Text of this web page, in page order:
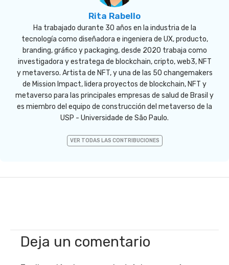
Rita Rabello
Ha trabajado durante 30 años en la industria de la
tecnología como diseñadora e ingeniera de UX, producto,
branding, gráfico y packaging, desde 2020 trabaja como
investigadora y estratega de blockchain, cripto, web3, NFT
y metaverso. Artista de NFT, y una de las 50 changemakers
de Mission Impact, lidera proyectos de blockchain, NFT y
metaverso para las principales empresas de salud de Brasil y
es miembro del equipo de construcción del metaverso de la
USP - Universidade de São Paulo.
VER TODAS LAS CONTRIBUCIONES
Deja un comentario